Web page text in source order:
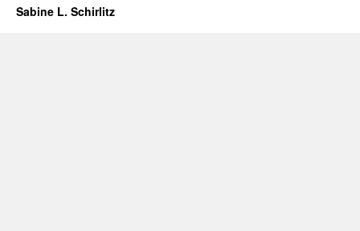
Sabine L. Schirlitz